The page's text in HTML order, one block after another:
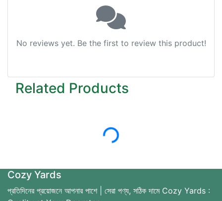
No reviews yet. Be the first to review this product!
Related Products
Loading...
Cozy Yards
প্রতিদিনের প্রয়োজনে আপনার পাশে | সেরা পণ্য, সঠিক দামে Cozy Yards :